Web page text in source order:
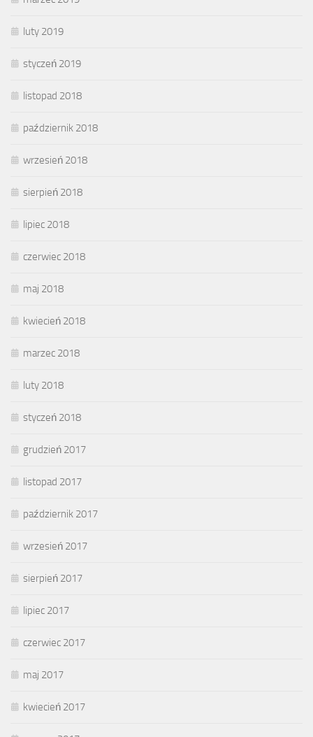
luty 2019
styczeń 2019
listopad 2018
październik 2018
wrzesień 2018
sierpień 2018
lipiec 2018
czerwiec 2018
maj 2018
kwiecień 2018
marzec 2018
luty 2018
styczeń 2018
grudzień 2017
listopad 2017
październik 2017
wrzesień 2017
sierpień 2017
lipiec 2017
czerwiec 2017
maj 2017
kwiecień 2017